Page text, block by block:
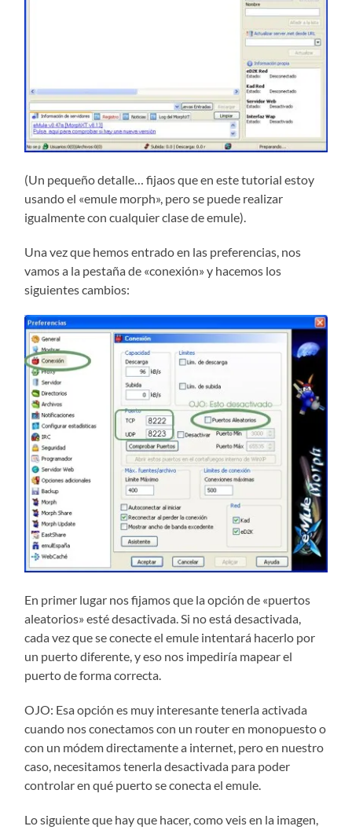
(Un pequeño detalle… fijaos que en este tutorial estoy
usando el «emule morph», pero se puede realizar
igualmente con cualquier clase de emule).
Una vez que hemos entrado en las preferencias, nos
vamos a la pestaña de «conexión» y hacemos los
siguientes cambios:
En primer lugar nos fijamos que la opción de «puertos
aleatorios» esté desactivada. Si no está desactivada,
cada vez que se conecte el emule intentará hacerlo por
un puerto diferente, y eso nos impediría mapear el
puerto de forma correcta.
OJO: Esa opción es muy interesante tenerla activada
cuando nos conectamos con un router en monopuesto o
con un módem directamente a internet, pero en nuestro
caso, necesitamos tenerla desactivada para poder
controlar en qué puerto se conecta el emule.
Lo siguiente que hay que hacer, como veis en la imagen,